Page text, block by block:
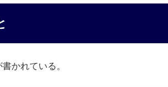
かれている。